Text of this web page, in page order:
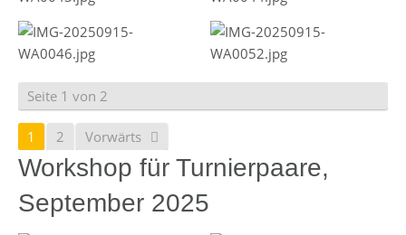
Seite 1 von 2
1 2 Vorwärts
Workshop für Turnierpaare,
September 2025